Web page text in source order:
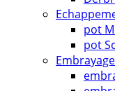
pot
pot